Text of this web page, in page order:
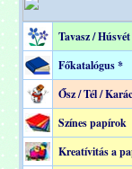
Tavasz /
Főkatalógus *
Ősz / Tél /
Színes papírok
Kreatívitás a